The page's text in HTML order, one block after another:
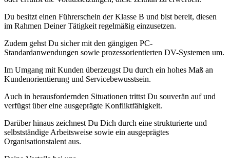
Du besitzt einen Führerschein der Klasse B und bist bereit, diesen
im Rahmen Deiner Tätigkeit regelmäßig einzusetzen.
Zudem gehst Du sicher mit den gängigen PC-
Standardanwendungen sowie prozessorientierten DV-Systemen um.
Im Umgang mit Kunden überzeugst Du durch ein hohes Maß an
Kundenorientierung und Servicebewusstsein.
Auch in herausfordernden Situationen trittst Du souverän auf und
verfügst über eine ausgeprägte Konfliktfähigkeit.
Darüber hinaus zeichnest Du Dich durch eine strukturierte und
selbstständige Arbeitsweise sowie ein ausgeprägtes
Organisationstalent aus.